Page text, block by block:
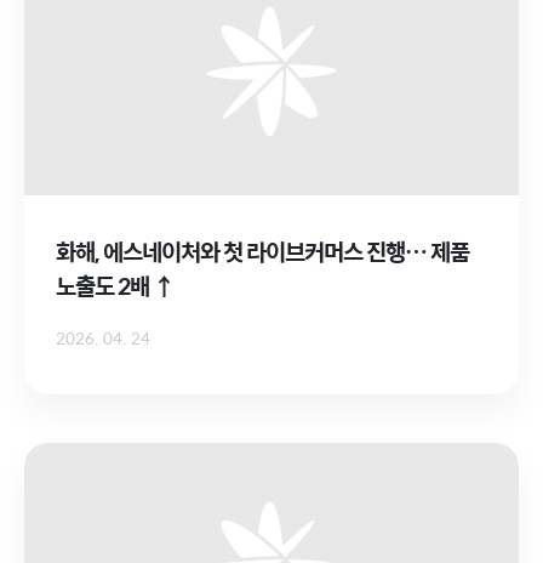
화해, 에스네이처와 첫 라이브커머스 진행… 제품
노출도 2배 ↑
2026. 04. 24